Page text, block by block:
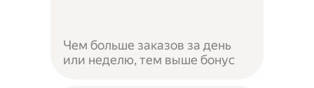
Чем больше заказов за день
или неделю, тем выше бонус